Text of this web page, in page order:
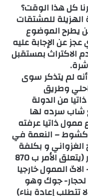
كل هذا الوقت؟
الهزيلة للمشتقات
يطرح الموضوع
عن الإجابة عليه
الاكتراث بمستقبل
لم يتذكر سوى
وطريق
من الدولة
شاب سرده لها
ممول ذاتيا عرفته
– النعمة في
و بكلفة
140 مليار أوقية أي 348 مليون دولار (يتعلق الأمر ب 870
الممول خارجيا
جوك وهو
إعادة بناء)